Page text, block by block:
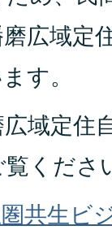
広域定
す。
域定住
くださ
共生ビ